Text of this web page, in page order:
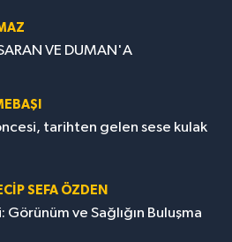
VE DUMAN'A
tarihten gelen sese kulak
SEFA ÖZDEN
Görünüm ve Sağlığın Buluşma